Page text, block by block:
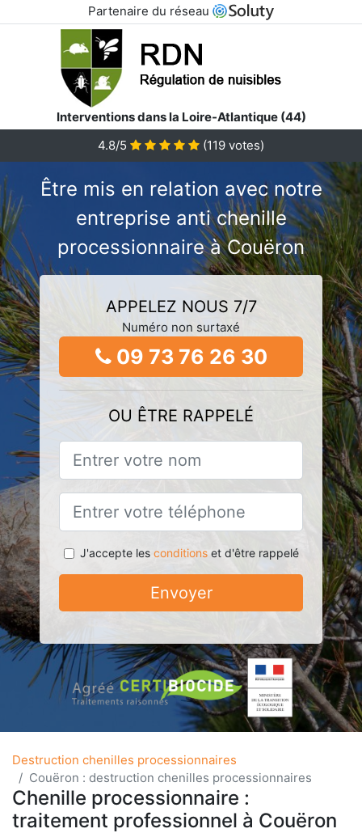
Partenaire du réseau
Interventions dans la Loire-Atlantique (44)
4.8/5
(119 votes)
Être mis en relation avec notre
entreprise anti chenille
processionnaire à Couëron
APPELEZ NOUS 7/7
Numéro non surtaxé
09 73 76 26 30
OU ÊTRE RAPPELÉ
J'accepte les conditionset d'être rappelé
Envoyer
Destruction chenilles processionnaires
Couëron : destruction chenilles processionnaires
Chenille processionnaire :
traitement professionnel à Couëron